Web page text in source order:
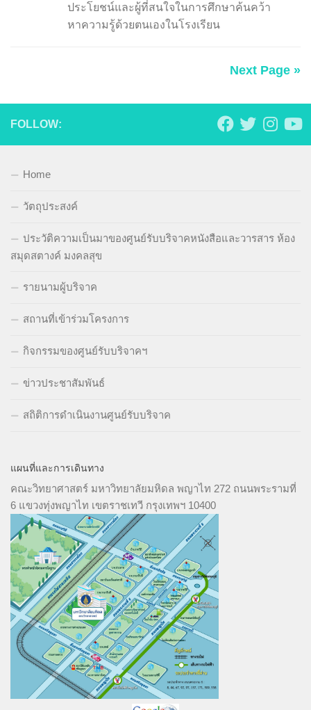
ประโยชน์และผู้ที่สนใจในการศึกษาค้นคว้า
หาความรู้ด้วยตนเองในโรงเรียน
Next Page »
FOLLOW:
Home
วัตถุประสงค์
ประวัติความเป็นมาของศูนย์รับบริจาคหนังสือและวารสาร ห้อง
สมุดสตางค์ มงคลสุข
รายนามผู้บริจาค
สถานที่เข้าร่วมโครงการ
กิจกรรมของศูนย์รับบริจาคฯ
ข่าวประชาสัมพันธ์
สถิติการดำเนินงานศูนย์รับบริจาค
แผนที่และการเดินทาง
คณะวิทยาศาสตร์ มหาวิทยาลัยมหิดล พญาไท 272 ถนนพระรามที่
6 แขวงทุ่งพญาไท เขตราชเทวี กรุงเทพฯ 10400